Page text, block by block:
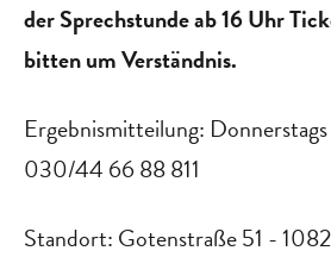
der Sprechstunde ab 16 Uhr
bitten um Verständnis.
Ergebnismitteilung:
030/44 66 88 811
Standort: Gotenstraße 51 -